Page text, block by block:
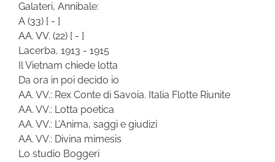
Galateri, Annibale:
A (33) [ - ]
AA. VV. (22) [ - ]
Lacerba, 1913 - 1915
Il Vietnam chiede lotta
Da ora in poi decido io
AA. VV.: Rex Conte di Savoia. Italia Flotte Riunite
AA. VV.: Lotta poetica
AA. VV.: L’Anima, saggi e giudizi
AA. VV.: Divina mimesis
Lo studio Boggeri